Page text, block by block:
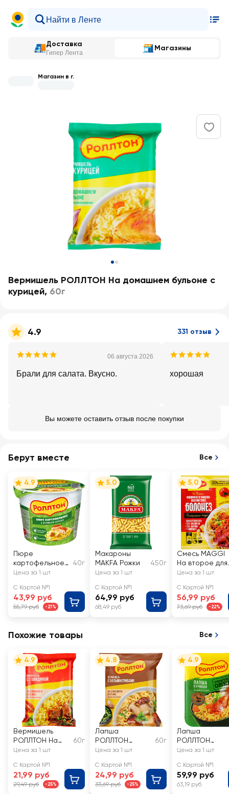
Доставка
Гипер Лента
Магазины
Магазин в г.
Вермишель РОЛЛТОН На домашнем бульоне с
курицей, 60г
4.9 331 отзыв
06 августа 2026
Брали для салата. Вкусно. хорошая
Вы можете оставить отзыв после покупки
Берут вместе Все
4.9
Пюре
картофельное
РОЛЛТОН с
40г
Цена за 1 шт
С Картой №1
43,99 руб
55,79 руб -21%
5.0
Макароны
MAKFA Рожки
450г
Цена за 1 шт
С Картой №1
64,99 руб
68,49 руб
5.0
Смесь MAGGI
На второе для
макарон в
Болоньезе
Цена за 1 шт
С Картой №1
56,99 руб
73,69 руб -22%
Похожие товары Все
4.9
Вермишель
РОЛЛТОН На
домашнем
говядиной
60г
Цена за 1 шт
С Картой №1
21,99 руб
29,49 руб -25%
4.8
Лапша
РОЛЛТОН
Вермишель с
60г
Цена за 1 шт
С Картой №1
24,99 руб
33,69 руб -25%
4.9
Лапша
РОЛЛТОН
куриная По-
Цена за 1 шт
С Картой №1
59,99 руб
63,19 руб